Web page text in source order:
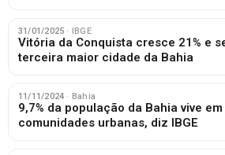
31/01/2025 · IBGE
Vitória da Conquista cresce 21% e
terceira maior cidade da Bahia
11/11/2024 · Bahia
9,7% da população da Bahia vive
comunidades urbanas, diz IBGE